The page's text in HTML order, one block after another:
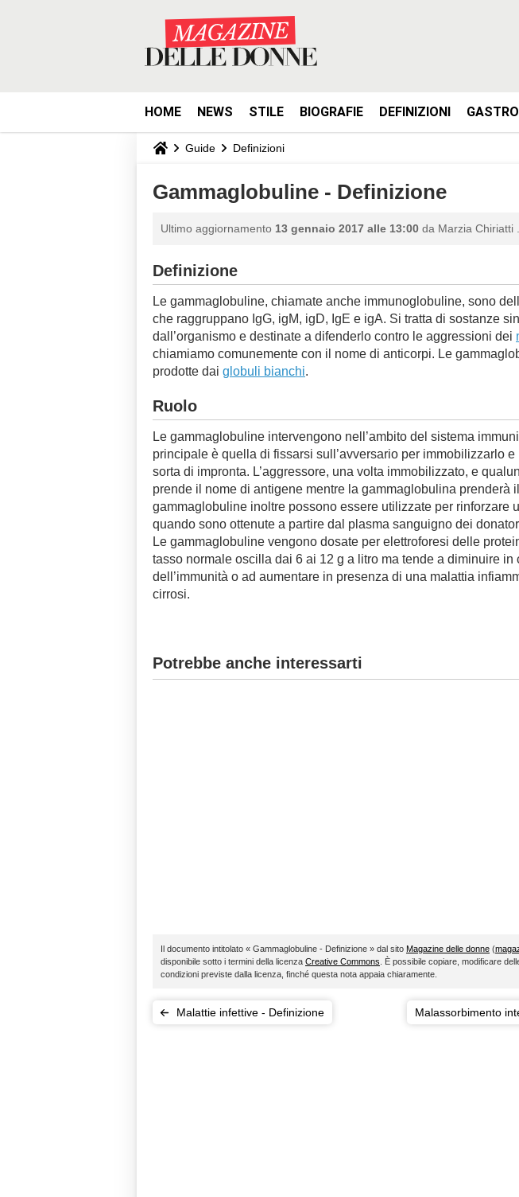
HOME NEWS STILE BIOGRAFIE DEFINIZIONI
Guide Definizioni
Gammaglobuline - Definizione
Ultimo aggiornamento 13 gennaio 2017 alle 13:00 da Marzia Chiriatti
Definizione
Le gammaglobuline, chiamate anche immunoglobuline, sono
che raggruppano IgG, igM, igD, IgE e igA. Si tratta di sostanze
dall’organismo e destinate a difenderlo contro le aggressioni dei
chiamiamo comunemente con il nome di anticorpi. Le
prodotte dai globuli bianchi.
Ruolo
Le gammaglobuline intervengono nell’ambito del sistema
principale è quella di fissarsi sull’avversario per immobilizzarlo
sorta di impronta. L’aggressore, una volta immobilizzato, e
prende il nome di antigene mentre la gammaglobulina prenderà
gammaglobuline inoltre possono essere utilizzate per rinforzare
quando sono ottenute a partire dal plasma sanguigno dei
Le gammaglobuline vengono dosate per elettroforesi delle
tasso normale oscilla dai 6 ai 12 g a litro ma tende a diminuire in
dell’immunità o ad aumentare in presenza di una malattia
cirrosi.
Potrebbe anche interessarti
Il documento intitolato « Gammaglobuline - Definizione » dal sito Magazine delle donne (
disponibile sotto i termini della licenza Creative Commons . È possibile copiare, modificare
condizioni previste dalla licenza, finché questa nota appaia chiaramente.
Malattie infettive - Definizione Malassorbimento